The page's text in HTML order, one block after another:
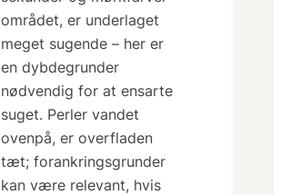
området, er underlaget
meget sugende – her er
en dybdegrunder
nødvendig for at ensarte
suget. Perler vandet
ovenpå, er overfladen
tæt; forankringsgrunder
kan være relevant, hvis